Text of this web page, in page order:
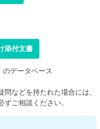
添付文書
のデータベース
などを持たれた場合には、
ご相談ください。